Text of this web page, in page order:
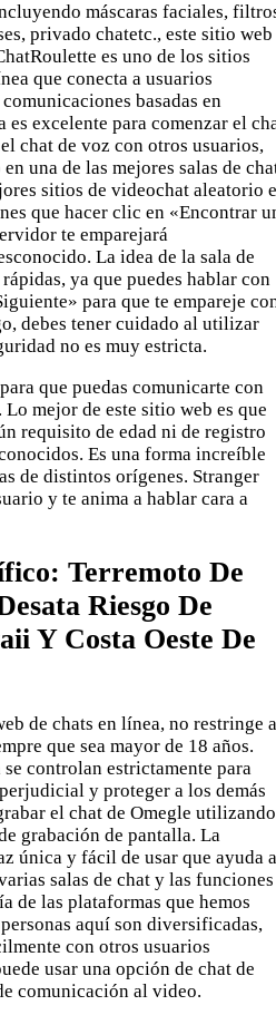
máscaras faciales,
privado chatetc., este sitio web
es uno de los sitios
que conecta a usuarios
basadas en
es excelente para comenzar el
chat de voz con otros usuarios,
una de las mejores salas de
sitios de videochat aleatorio
que hacer clic en «Encontrar
te emparejará
La idea de la sala de
ya que puedes hablar con
para que te empareje
debes tener cuidado al utilizar
no es muy estricta.
que puedas comunicarte con
mejor de este sitio web es que
requisito de edad ni de registro
Es una forma increíble
de distintos orígenes. Stranger
y te anima a hablar cara a
Terremoto De
Riesgo De
Y Costa Oeste De
de chats en línea, no restringe a
que sea mayor de 18 años.
controlan estrictamente para
y proteger a los demás
el chat de Omegle utilizando
grabación de pantalla. La
única y fácil de usar que ayuda a
salas de chat y las funciones
de las plataformas que hemos
aquí son diversificadas,
con otros usuarios
usar una opción de chat de
comunicación al video.